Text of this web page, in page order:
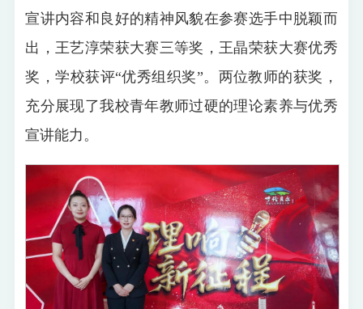
宣讲内容和良好的精神风貌在参赛选手中脱颖而
出，王艺淳荣获大赛三等奖，王晶荣获大赛优秀
奖，学校获评“优秀组织奖”。两位教师的获奖，
充分展现了我校青年教师过硬的理论素养与优秀
宣讲能力。